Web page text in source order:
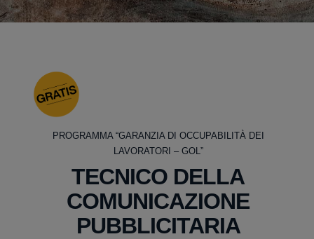
PROGRAMMA “GARANZIA DI OCCUPABILITÀ DEI
LAVORATORI – GOL”
TECNICO DELLA
COMUNICAZIONE
PUBBLICITARIA